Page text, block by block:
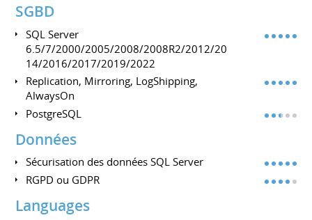
SGBD
SQL Server
6.5/7/2000/2005/2008/2008R2/2012/20
14/2016/2017/2019/2022
Replication, Mirroring, LogShipping,
AlwaysOn
PostgreSQL
Données
Sécurisation des données SQL Server
RGPD ou GDPR
Languages